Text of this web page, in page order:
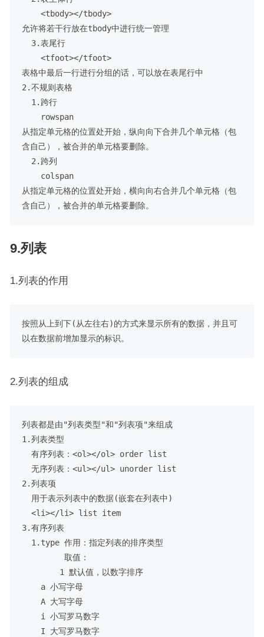
<tbody></tbody>
允许将若干行放在tbody中进行统一管理
3.表尾行
<tfoot></tfoot>
表格中最后一行进行分组的话，可以放在表尾行中
2.不规则表格
1.跨行
rowspan
从指定单元格的位置处开始，纵向向下合并几个单元格（包
含自己），被合并的单元格要删除。
2.跨列
colspan
从指定单元格的位置处开始，横向向右合并几个单元格（包
9.列表
1.列表的作用
按照从上到下(从左往右)的方式来显示所有的数据，并且可
2.列表的组成
列表都是由"列表类型"和"列表项"来组成
1.列表类型
有序列表：<ol></ol> order list
无序列表：<ul></ul> unorder list
2.列表项
用于表示列表中的数据(嵌套在列表中)
<li></li> list item
3.有序列表
1.type 作用：指定列表的排序类型
取值：
1 默认值，以数字排序
a 小写字母
A 大写字母
i 小写罗马数字
I 大写罗马数字